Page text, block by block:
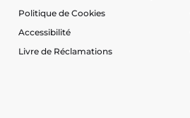
Politique de Cookies
Accessibilité
Livre de Réclamations